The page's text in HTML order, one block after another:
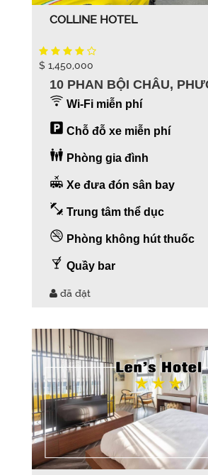
COLLINE HOTEL
$ 1,450,000
10 PHAN BỘI CHÂU,
Wi-Fi miễn phí
Chỗ đỗ xe miễn phí
Phòng gia đình
Xe đưa đón sân bay
Trung tâm thể dục
Phòng không hút thuốc
Quầy bar
đã đặt